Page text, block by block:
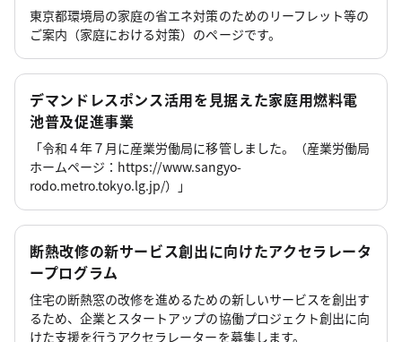
東京都環境局の家庭の省エネ対策のためのリーフレット等の
ご案内（家庭における対策）のページです。
デマンドレスポンス活用を見据えた家庭用燃料電
池普及促進事業
「令和４年７月に産業労働局に移管しました。（産業労働局
ホームページ：https://www.sangyo-
rodo.metro.tokyo.lg.jp/）」
断熱改修の新サービス創出に向けたアクセラレータ
ープログラム
住宅の断熱窓の改修を進めるための新しいサービスを創出す
るため、企業とスタートアップの協働プロジェクト創出に向
けた支援を行うアクセラレーターを募集します。